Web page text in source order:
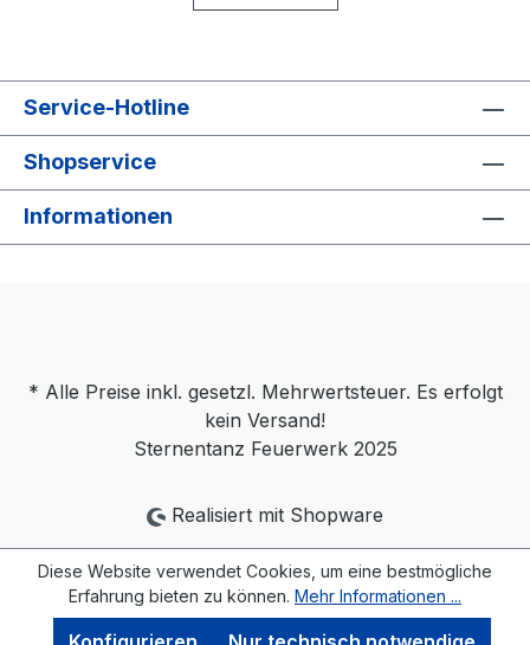
Service-Hotline
Shopservice
Informationen
* Alle Preise inkl. gesetzl. Mehrwertsteuer. Es erfolgt
kein Versand!
Sternentanz Feuerwerk 2025
Realisiert mit Shopware
Diese Website verwendet Cookies, um eine bestmögliche
Erfahrung bieten zu können. Mehr Informationen ...